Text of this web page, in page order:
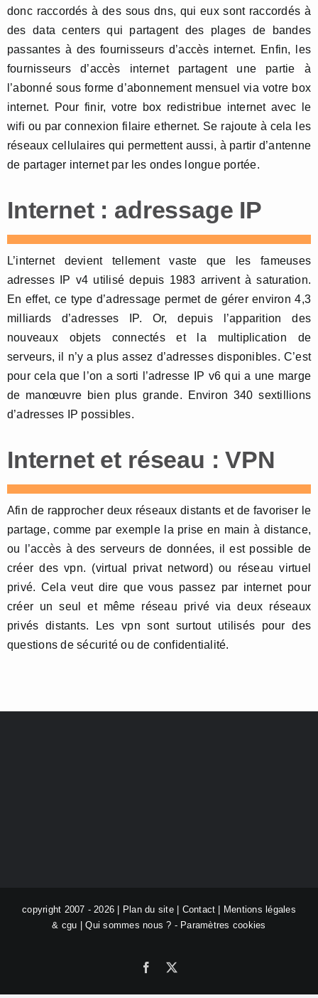
donc raccordés à des sous dns, qui eux sont raccordés à
des data centers qui partagent des plages de bandes
passantes à des fournisseurs d’accès internet. Enfin, les
fournisseurs d’accès internet partagent une partie à
l’abonné sous forme d’abonnement mensuel via votre box
internet. Pour finir, votre box redistribue internet avec le
wifi ou par connexion filaire ethernet. Se rajoute à cela les
réseaux cellulaires qui permettent aussi, à partir d’antenne
de partager internet par les ondes longue portée.
Internet : adressage IP
L’internet devient tellement vaste que les fameuses
adresses IP v4 utilisé depuis 1983 arrivent à saturation.
En effet, ce type d’adressage permet de gérer environ 4,3
milliards d’adresses IP. Or, depuis l’apparition des
nouveaux objets connectés et la multiplication de
serveurs, il n’y a plus assez d’adresses disponibles. C’est
pour cela que l’on a sorti l’adresse IP v6 qui a une marge
de manœuvre bien plus grande. Environ 340 sextillions
d’adresses IP possibles.
Internet et réseau : VPN
Afin de rapprocher deux réseaux distants et de favoriser le
partage, comme par exemple la prise en main à distance,
ou l’accès à des serveurs de données, il est possible de
créer des vpn. (virtual privat netword) ou réseau virtuel
privé. Cela veut dire que vous passez par internet pour
créer un seul et même réseau privé via deux réseaux
privés distants. Les vpn sont surtout utilisés pour des
questions de sécurité ou de confidentialité.
copyright 2007 - 2026 | Plan du site| Contact
Mentions légales
& cgu |Qui sommes nous ? - Paramètres cookies
Facebook